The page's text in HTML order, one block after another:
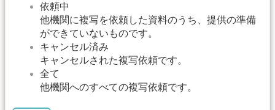
依頼中
他機関に複写を依頼した資料のうち、提供の準備
ができていないものです。
キャンセル済み
キャンセルされた複写依頼です。
全て
他機関へのすべての複写依頼です。